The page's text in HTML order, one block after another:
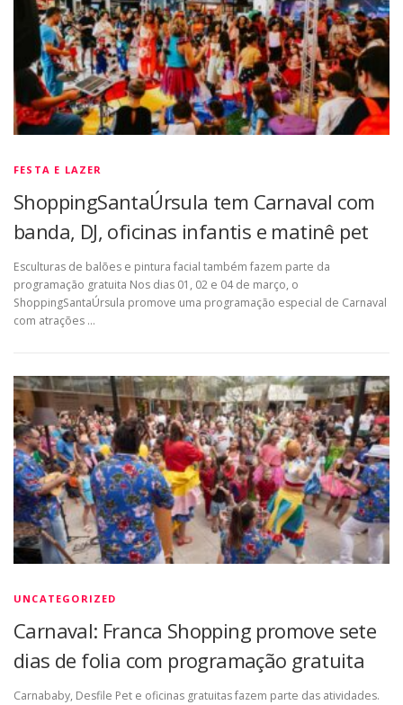
FESTA E LAZER
ShoppingSantaÚrsula tem Carnaval com
banda, DJ, oficinas infantis e matinê pet
Esculturas de balões e pintura facial também fazem parte da
programação gratuita Nos dias 01, 02 e 04 de março, o
ShoppingSantaÚrsula promove uma programação especial de Carnaval
com atrações …
UNCATEGORIZED
Carnaval: Franca Shopping promove sete
dias de folia com programação gratuita
Carnababy, Desfile Pet e oficinas gratuitas fazem parte das atividades.